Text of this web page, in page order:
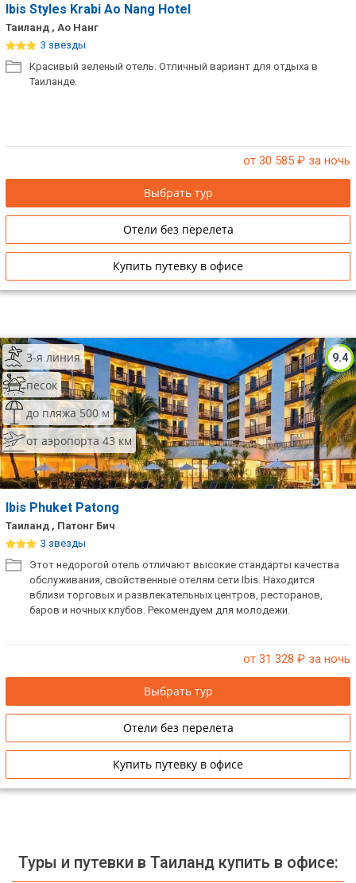
Ibis Styles Krabi Ao Nang Hotel
Таиланд , Ао Нанг
3 звезды
Красивый зеленый отель. Отличный вариант для отдыха в
Таиланде.
от 30 585 ₽ за ночь
Выбрать тур
Отели без перелета
Купить путевку в офисе
9.4
3-я линия
песок
до пляжа 500 м
от аэропорта 43 км
Ibis Phuket Patong
Таиланд , Патонг Бич
3 звезды
Этот недорогой отель отличают высокие стандарты качества
обслуживания, свойственные отелям сети Ibis. Находится
вблизи торговых и развлекательных центров, ресторанов,
баров и ночных клубов. Рекомендуем для молодежи.
от 31 328 ₽ за ночь
Выбрать тур
Отели без перелета
Купить путевку в офисе
Туры и путевки в Таиланд купить в офисе: